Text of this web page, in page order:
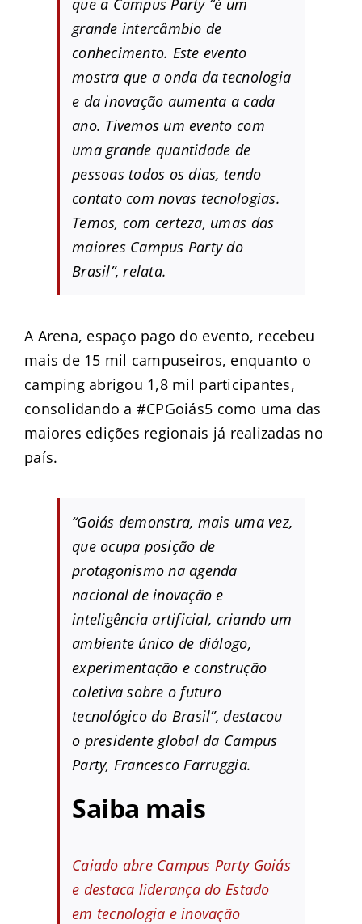
que a Campus Party “é um
grande intercâmbio de
conhecimento. Este evento
mostra que a onda da tecnologia
e da inovação aumenta a cada
ano. Tivemos um evento com
uma grande quantidade de
pessoas todos os dias, tendo
contato com novas tecnologias.
Temos, com certeza, umas das
maiores Campus Party do
Brasil”, relata.
A Arena, espaço pago do evento, recebeu
mais de 15 mil campuseiros, enquanto o
camping abrigou 1,8 mil participantes,
consolidando a #CPGoiás5 como uma das
maiores edições regionais já realizadas no
país.
“Goiás demonstra, mais uma vez,
que ocupa posição de
protagonismo na agenda
nacional de inovação e
inteligência artificial, criando um
ambiente único de diálogo,
experimentação e construção
coletiva sobre o futuro
tecnológico do Brasil”, destacou
o presidente global da Campus
Party, Francesco Farruggia.
Saiba mais
Caiado abre Campus Party Goiás
e destaca liderança do Estado
em tecnologia e inovação